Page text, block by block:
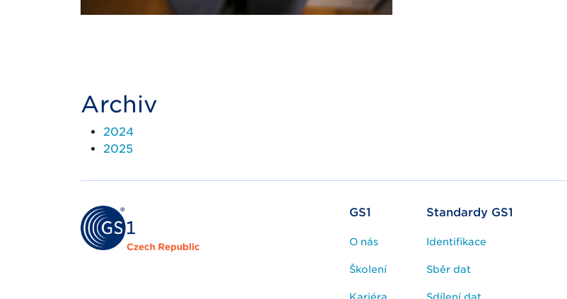
Archiv
2024
2025
GS1
O nás
Školení
Kariéra
Standardy GS1
Identifikace
Sběr dat
Sdílení dat